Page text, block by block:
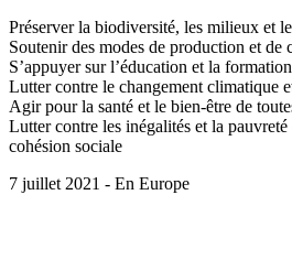
Préserver la biodiversité, les milieux et
Soutenir des modes de production et de
S’appuyer sur l’éducation et la
Lutter contre le changement climatique
Agir pour la santé et le bien-être de
Lutter contre les inégalités et la
cohésion sociale
7 juillet 2021 - En Europe